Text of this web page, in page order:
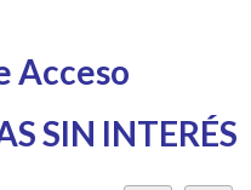
Acceso
SIN INTERÉS